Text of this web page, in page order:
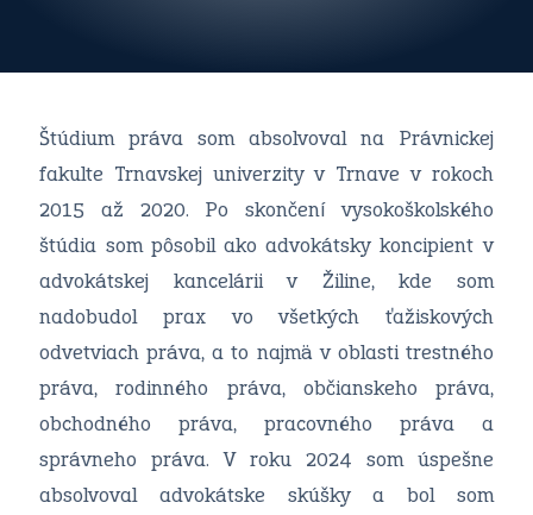
Štúdium práva som absolvoval na Právnickej
fakulte Trnavskej univerzity v Trnave v rokoch
2015 až 2020. Po skončení vysokoškolského
štúdia som pôsobil ako advokátsky koncipient v
advokátskej kancelárii v Žiline, kde som
nadobudol prax vo všetkých ťažiskových
odvetviach práva, a to najmä v oblasti trestného
práva, rodinného práva, občianskeho práva,
obchodného práva, pracovného práva a
správneho práva. V roku 2024 som úspešne
absolvoval advokátske skúšky a bol som